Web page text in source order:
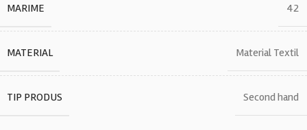
MARIME 42
MATERIAL Material Textil
TIP PRODUS Second hand